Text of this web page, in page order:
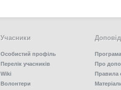
Учасники
Особистий профіль
Перелік учасників
Wiki
Волонтери
Про
Правила